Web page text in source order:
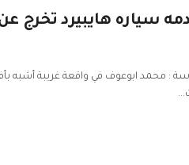
: محمد ابوعوف في واقعة غريبة أشبه